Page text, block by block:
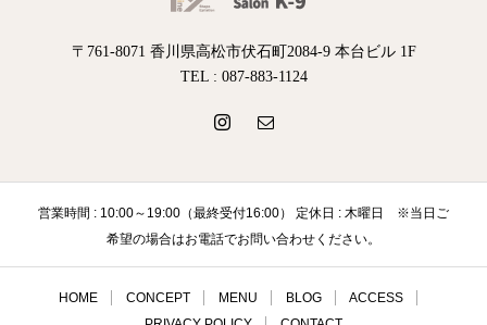
〒761-8071 香川県高松市伏石町2084-9 本台ビル 1F
TEL : 087-883-1124
営業時間 : 10:00～19:00（最終受付16:00） 定休日 : 木曜日 ※当日ご
希望の場合はお電話でお問い合わせください。
HOME CONCEPT MENU BLOG
ACCESS